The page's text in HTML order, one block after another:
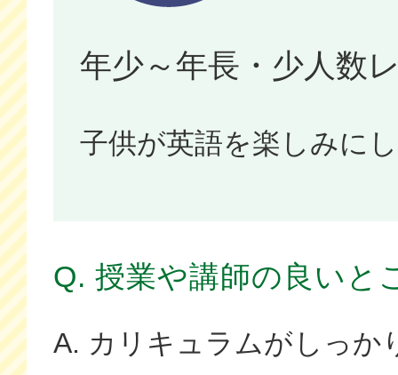
年少～年長・少人数
子供が英語を楽しみに
Q. 授業や講師の良いと
A. カリキュラムがしっか